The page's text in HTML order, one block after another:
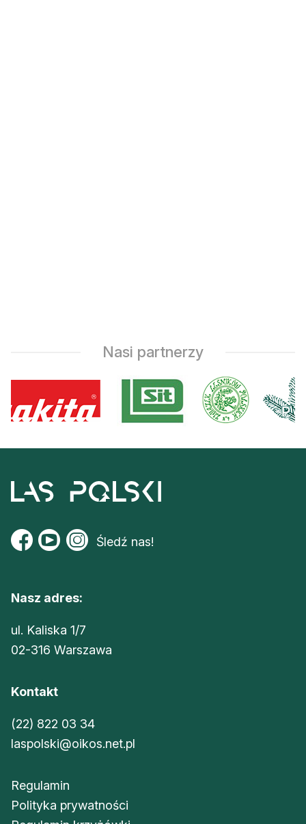
Nasi partnerzy
Śledź nas!
Nasz adres:
ul. Kaliska 1/7
02-316 Warszawa
Kontakt
(22) 822 03 34
laspolski@oikos.net.pl
Regulamin
Polityka prywatności